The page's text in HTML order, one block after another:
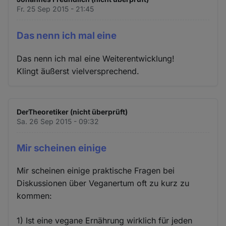
Fr. 25 Sep 2015 - 21:45
Das nenn ich mal eine
Das nenn ich mal eine Weiterentwicklung!
Klingt äußerst vielversprechend.
DerTheoretiker (nicht überprüft)
Sa. 26 Sep 2015 - 09:32
Mir scheinen einige
Mir scheinen einige praktische Fragen bei
Diskussionen über Veganertum oft zu kurz zu
kommen:
1) Ist eine vegane Ernährung wirklich für jeden